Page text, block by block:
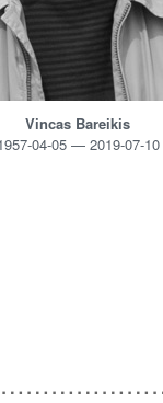
Vincas Bareikis
04-05 — 2019-07-10